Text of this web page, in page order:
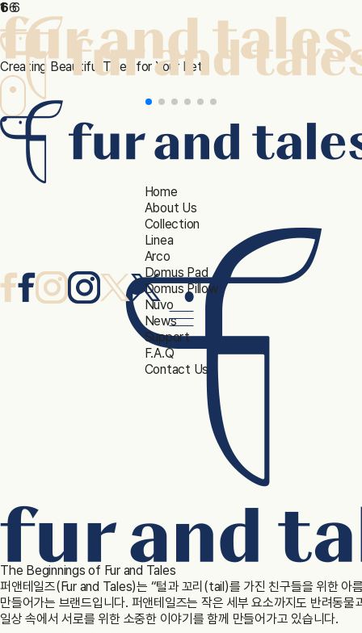
본문 바로가기
Home
About Us
Collection
Linea
Arco
Domus Pad
Domus Pillow
Nuvo
News
Support
F.A.Q
Contact Us
6 6
1 6
Creating Beautiful Tales for Your Pets
The Beginnings of Fur and Tales
퍼앤테일즈(Fur and Tales)는 “털과 꼬리(tail)를 가진 친구들을 위한 아
만들어가는 브랜드입니다. 퍼앤테일즈는 작은 세부 요소까지도 반려동
일상 속에서 서로를 위한 소중한 이야기를 함께 만들어가고 있습니다.